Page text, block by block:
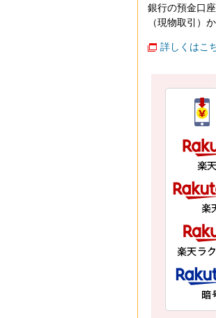
銀行の預金口
（現物取引）
詳しくはこ